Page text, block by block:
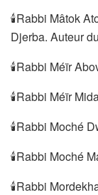
🕯Rabbi Mâtok
Djerba. Auteur
🕯Rabbi Méïr
🕯Rabbi Méïr
🕯Rabbi Moché
🕯Rabbi Moché
🕯Rabbi